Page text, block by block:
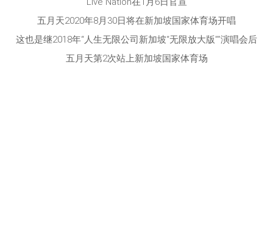
五月天2020年8月30日将在新加坡国家体育场开唱
这也是继2018年“人生无限公司新加坡“无限放大版””演唱会后
五月天第2次站上新加坡国家体育场